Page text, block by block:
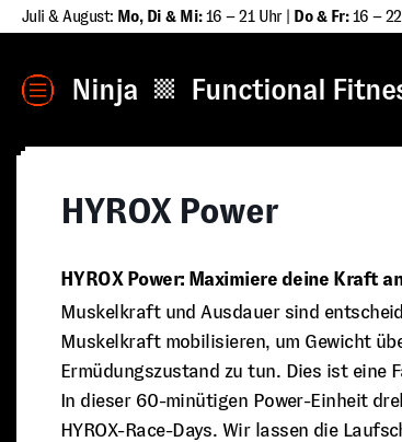
Zum
springen
Juli & August: Mo, Di & Mi:16 – 21 Uhr | Do & Fr: 16 –
MENÜ
Ninja Functional
HYROX Power
HYROX Power: Maximiere deine Kraft
Muskelkraft und Ausdauer sind
Muskelkraft mobilisieren, um Gewicht
Ermüdungszustand zu tun. Dies ist eine
In dieser 60-minütigen Power-Einheit
HYROX-Race-Days. Wir lassen die